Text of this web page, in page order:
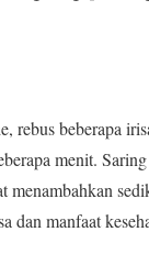
rebus beberapa
menit.
menambahkan
dan manfaat